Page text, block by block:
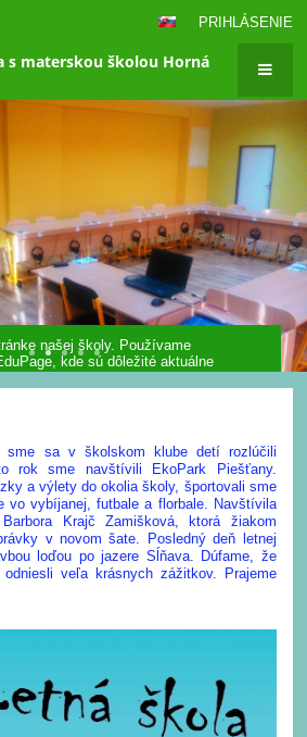
PRIHLÁSENIE
s materskou školou Horná
našej školy. Používame
kde sú dôležité aktuálne
o nás, známky, rozvrh hodín,
sa v školskom klube detí rozlúčili
rok sme navštívili EkoPark Piešťany.
a výlety do okolia školy, športovali sme
vo vybíjanej, futbale a florbale. Navštívila
Krajč Zamišková, ktorá žiakom
v novom šate. Posledný deň letnej
loďou po jazere Sĺňava. Dúfame, že
veľa krásnych zážitkov. Prajeme